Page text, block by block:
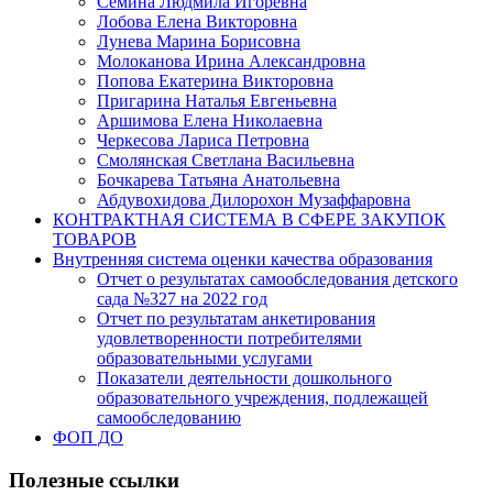
Лобова Елена Викторовна
Лунева Марина Борисовна
Молоканова Ирина Александровна
Попова Екатерина Викторовна
Пригарина Наталья Евгеньевна
Аршимова Елена Николаевна
Черкесова Лариса Петровна
Смолянская Светлана Васильевна
Бочкарева Татьяна Анатольевна
Абдувохидова Дилорохон Музаффаровна
КОНТРАКТНАЯ СИСТЕМА В СФЕРЕ ЗАКУПОК
ТОВАРОВ
Внутренняя система оценки качества образования
Отчет о результатах самообследования детского
сада №327 на 2022 год
Отчет по результатам анкетирования
удовлетворенности потребителями
образовательными услугами
Показатели деятельности дошкольного
образовательного учреждения, подлежащей
самообследованию
ФОП ДО
Полезные ссылки